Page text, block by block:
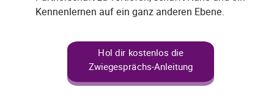
Kennenlernen auf ein ganz anderen Ebene.
Hol dir kostenlos die
Zwiegesprächs-Anleitung